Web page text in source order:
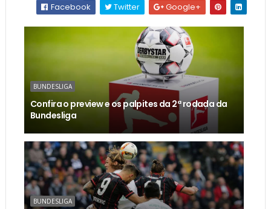
Facebook
Twitter Google+
BUNDESLIGA
Confira o preview e os palpites da 2ª rodada da
Bundesliga
BUNDESLIGA